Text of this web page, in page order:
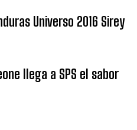
Universo 2016 Sirey
llega a SPS el sabor